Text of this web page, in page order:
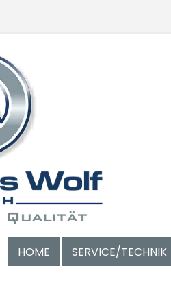
HOME SERVICE/TECHNIK